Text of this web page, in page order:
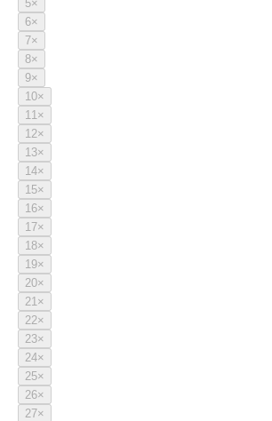
5×
6×
7×
8×
9×
10×
11×
12×
13×
14×
15×
16×
17×
18×
19×
20×
21×
22×
23×
24×
25×
26×
27×